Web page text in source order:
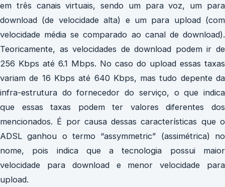
em três canais virtuais, sendo um para voz, um para
download (de velocidade alta) e um para upload (com
velocidade média se comparado ao canal de download).
Teoricamente, as velocidades de download podem ir de
256 Kbps até 6.1 Mbps. No caso do upload essas taxas
variam de 16 Kbps até 640 Kbps, mas tudo depente da
infra-estrutura do fornecedor do serviço, o que indica
que essas taxas podem ter valores diferentes dos
mencionados. É por causa dessas características que o
ADSL ganhou o termo “assymmetric” (assimétrica) no
nome, pois indica que a tecnologia possui maior
velocidade para download e menor velocidade para
upload.